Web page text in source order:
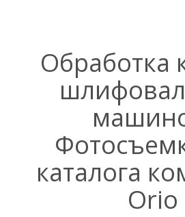
Обработка
каталога
Orio